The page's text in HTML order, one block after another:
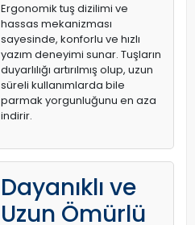
Ergonomik tuş dizilimi ve
hassas mekanizması
sayesinde, konforlu ve hızlı
yazım deneyimi sunar. Tuşların
duyarlılığı artırılmış olup, uzun
süreli kullanımlarda bile
parmak yorgunluğunu en aza
indirir.
Dayanıklı ve
Uzun Ömürlü